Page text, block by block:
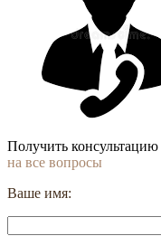
Получить консультацию
на все вопросы
Ваше имя: